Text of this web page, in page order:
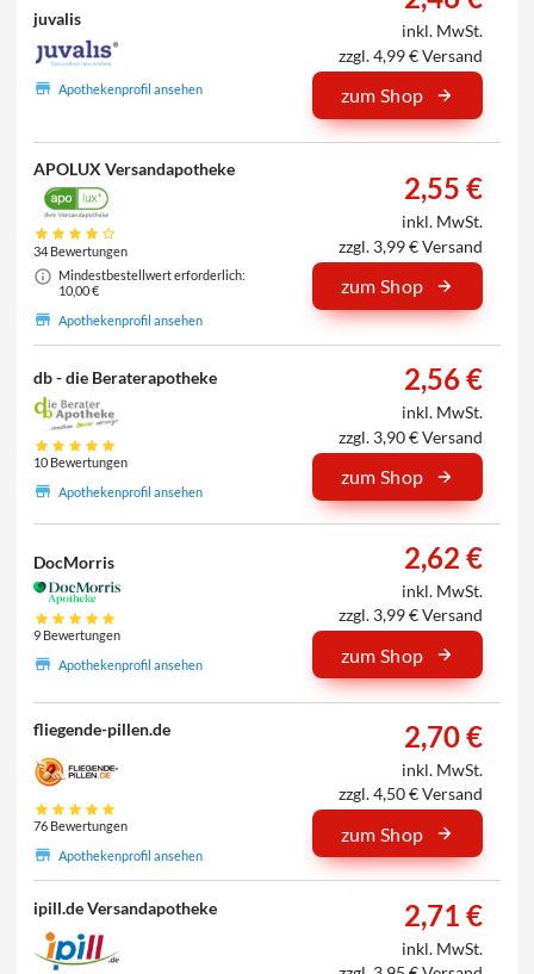
juvalis
Apothekenprofil ansehen
inkl. MwSt.
zzgl. 4,99 € Versand
zum Shop
APOLUX Versandapotheke
34 Bewertungen
Mindestbestellwert erforderlich:
10,00 €
Apothekenprofil ansehen
2,55 €
inkl. MwSt.
zzgl. 3,99 € Versand
zum Shop
db - die Beraterapotheke
10 Bewertungen
Apothekenprofil ansehen
2,56 €
inkl. MwSt.
zzgl. 3,90 € Versand
zum Shop
DocMorris
9 Bewertungen
Apothekenprofil ansehen
2,62 €
inkl. MwSt.
zzgl. 3,99 € Versand
zum Shop
fliegende-pillen.de
76 Bewertungen
Apothekenprofil ansehen
2,70 €
inkl. MwSt.
zzgl. 4,50 € Versand
zum Shop
ipill.de Versandapotheke 2,71 €
inkl. MwSt.